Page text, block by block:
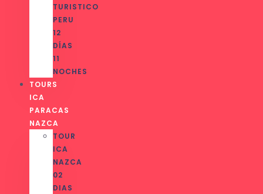
TURISTICO
PERU
12
DÍAS
11
NOCHES
TOURS
ICA
PARACAS
NAZCA
TOUR
ICA
NAZCA
02
DIAS